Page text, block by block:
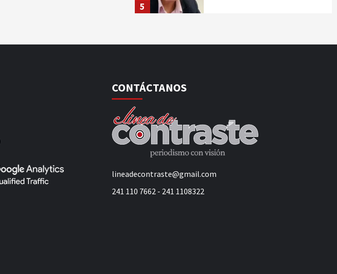
5
CONTÁCTANOS
lineadecontraste@gmail.com
241 110 7662 - 241 1108322